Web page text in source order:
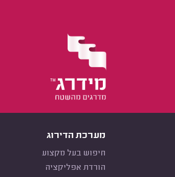
מערכת הדירוג
חיפוש בעל מקצוע
הורדת אפליקציה